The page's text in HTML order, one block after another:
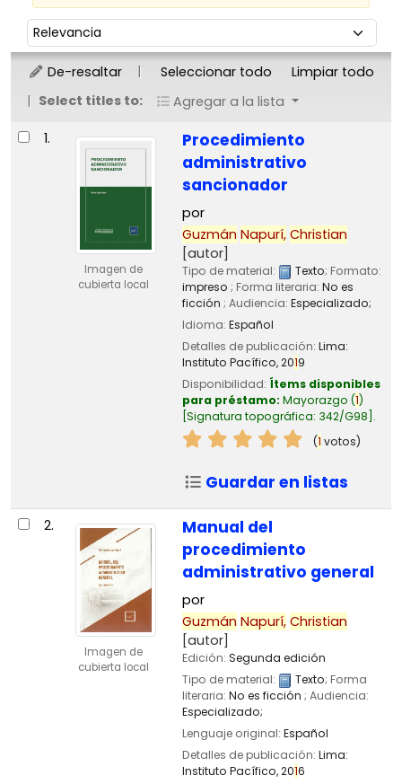
Ordenar
Ordenar por:
De-resaltar Seleccionar todo
Limpiar todo
Select titles to:
Agregar a la lista
Resultados
1.
Imagen de
cubierta local
Procedimiento
administrativo
sancionador
por
Guzmán Napurí, Christian
[autor]
Tipo de material: Texto; Formato:
impreso ; Forma literaria: No es
ficción ; Audiencia: Especializado;
Idioma: Español
Detalles de publicación: Lima:
Instituto Pacífico,2019
Disponibilidad: Ítems disponibles
para préstamo: Mayorazgo (1)
Signatura topográfica: 342/G98 .
(1 votos)
Guardar en listas
2.
Imagen de
cubierta local
Manual del
procedimiento
administrativo general
por
Guzmán Napurí, Christian
[autor]
Edición: Segunda edición
Tipo de material:
Texto; Forma
literaria: No es ficción ; Audiencia:
Especializado;
Lenguaje original: Español
Detalles de publicación: Lima:
Instituto Pacífico,2016